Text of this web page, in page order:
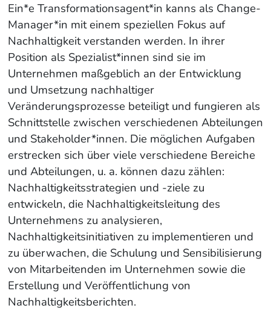
Ein*e Transformationsagent*in kanns als Change-
Manager*in mit einem speziellen Fokus auf
Nachhaltigkeit verstanden werden. In ihrer
Position als Spezialist*innen sind sie im
Unternehmen maßgeblich an der Entwicklung
und Umsetzung nachhaltiger
Veränderungsprozesse beteiligt und fungieren als
Schnittstelle zwischen verschiedenen Abteilungen
und Stakeholder*innen. Die möglichen Aufgaben
erstrecken sich über viele verschiedene Bereiche
und Abteilungen, u. a. können dazu zählen:
Nachhaltigkeitsstrategien und -ziele zu
entwickeln, die Nachhaltigkeitsleitung des
Unternehmens zu analysieren,
Nachhaltigkeitsinitiativen zu implementieren und
zu überwachen, die Schulung und Sensibilisierung
von Mitarbeitenden im Unternehmen sowie die
Erstellung und Veröffentlichung von
Nachhaltigkeitsberichten.